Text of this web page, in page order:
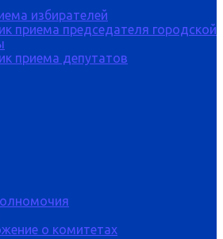
избирателей
приема председателя городской
приема депутатов
о комитетах